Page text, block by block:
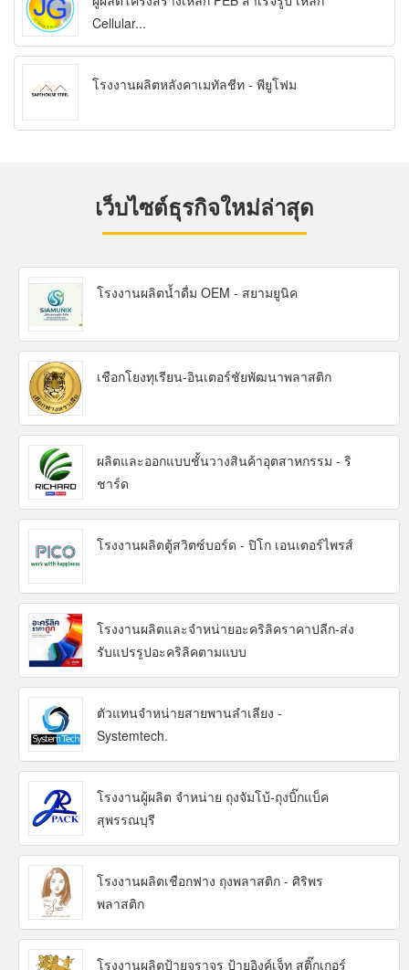
Cellular...
โรงงานผลิตหลังคาเมทัลชีท - พียูโฟม
เว็บไซต์ธุรกิจใหม่ล่าสุด
โรงงานผลิตน้ำดื่ม OEM - สยามยูนิค
เชือกโยงทุเรียน-อินเตอร์ชัยพัฒนาพลาสติก
ผลิตและออกแบบชั้นวางสินค้าอุตสาหกรรม - ริ
ชาร์ด
โรงงานผลิตตู้สวิตซ์บอร์ด - ปิโก เอนเตอร์ไพรส์
โรงงานผลิตและจำหน่ายอะคริลิคราคาปลีก-ส่ง
รับแปรรูปอะคริลิคตามแบบ
ตัวแทนจำหน่ายสายพานลำเลียง -
Systemtech.
โรงงานผู้ผลิต จำหน่าย ถุงจัมโบ้-ถุงบิ๊กแบ็ค
สุพรรณบุรี
โรงงานผลิตเชือกฟาง ถุงพลาสติก - ศิริพร
พลาสติก
โรงงานผลิตป้ายจราจร ป้ายอิงค์เจ็ท สติ๊กเกอร์